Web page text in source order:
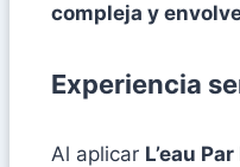
compleja y
Experiencia
Al aplicar L’eau